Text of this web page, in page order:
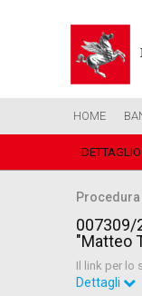
HOME
Procedura
007309/
"Matteo
Il link per lo
Dettagli